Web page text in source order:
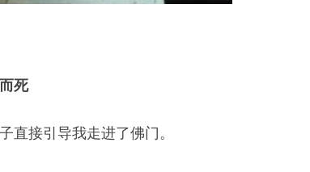
死
直接引导我走进了佛门。